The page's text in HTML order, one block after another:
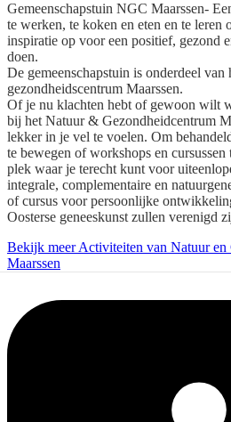
Gemeenschapstuin NGC Maarssen-
te werken, te koken en eten en te leren
inspiratie op voor een positief, gezond
doen.
De gemeenschapstuin is onderdeel van
gezondheidscentrum Maarssen.
Of je nu klachten hebt of gewoon wilt
bij het Natuur & Gezondheidcentrum
lekker in je vel te voelen. Om
te bewegen of workshops en
plek waar je terecht kunt voor
integrale, complementaire en
of cursus voor persoonlijke
Oosterse geneeskunst zullen verenigd
Bekijk meer Activiteiten van Natuur en
Maarssen